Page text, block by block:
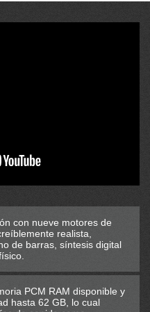
con nueve motores de
realista,
de barras, síntesis digital
PCM RAM disponible y
hasta 62 GB, lo cual